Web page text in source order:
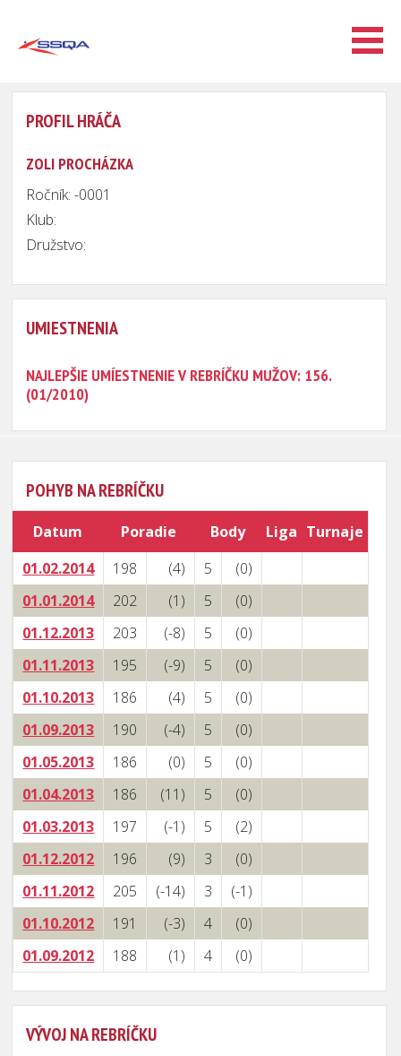
PROFIL HRÁČA
ZOLI PROCHÁZKA
Ročník: -0001
Klub:
Družstvo:
UMIESTNENIA
NAJLEPŠIE UMÍESTNENIE V REBRÍČKU MUŽOV: 156.
(01/2010)
POHYB NA REBRÍČKU
Datum Poradie Body Liga Turnaje
01.02.2014
198 (4) 5
(0)
01.01.2014
202 (1) 5
(0)
01.12.2013
203 (-8) 5
(0)
01.11.2013
195 (-9) 5
(0)
01.10.2013
186 (4) 5
(0)
01.09.2013
190 (-4) 5
(0)
01.05.2013
186 (0) 5
(0)
01.04.2013
186 (11) 5
(0)
01.03.2013
197 (-1) 5
(2)
01.12.2012
196 (9) 3
(0)
01.11.2012
205 (-14) 3
(-1)
01.10.2012
191 (-3) 4
(0)
01.09.2012
188 (1) 4 (0)
VÝVOJ NA REBRÍČKU